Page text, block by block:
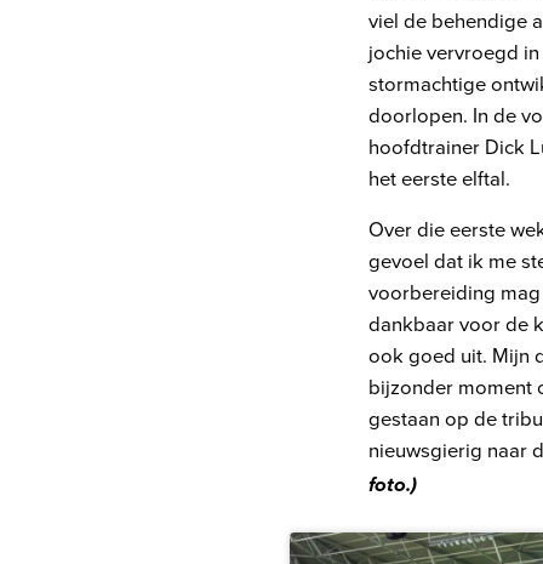
viel de behendige
jochie vervroegd
stormachtige
doorlopen. In de
hoofdtrainer Dick
het eerste elftal.
Over die eerste
gevoel dat ik me
voorbereiding
dankbaar voor de
ook goed uit. Mijn
bijzonder moment
gestaan op de
nieuwsgierig naar
foto.)